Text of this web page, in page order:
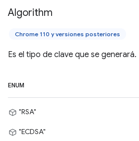
Algorithm
Chrome 110 y versiones posteriores
Es el tipo de clave que se generará.
ENUM
"RSA"
"ECDSA"